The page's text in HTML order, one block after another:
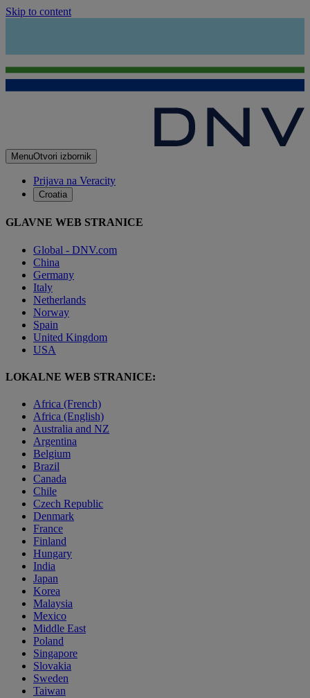
Skip to content
MenuOtvori izbornik
Prijava na Veracity
Croatia
GLAVNE WEB STRANICE
Global - DNV.com
China
Germany
Italy
Netherlands
Norway
Spain
United Kingdom
USA
LOKALNE WEB STRANICE:
Africa (French)
Africa (English)
Australia and NZ
Argentina
Belgium
Brazil
Canada
Chile
Czech Republic
Denmark
France
Finland
Hungary
India
Japan
Korea
Malaysia
Mexico
Middle East
Poland
Singapore
Slovakia
Sweden
Taiwan